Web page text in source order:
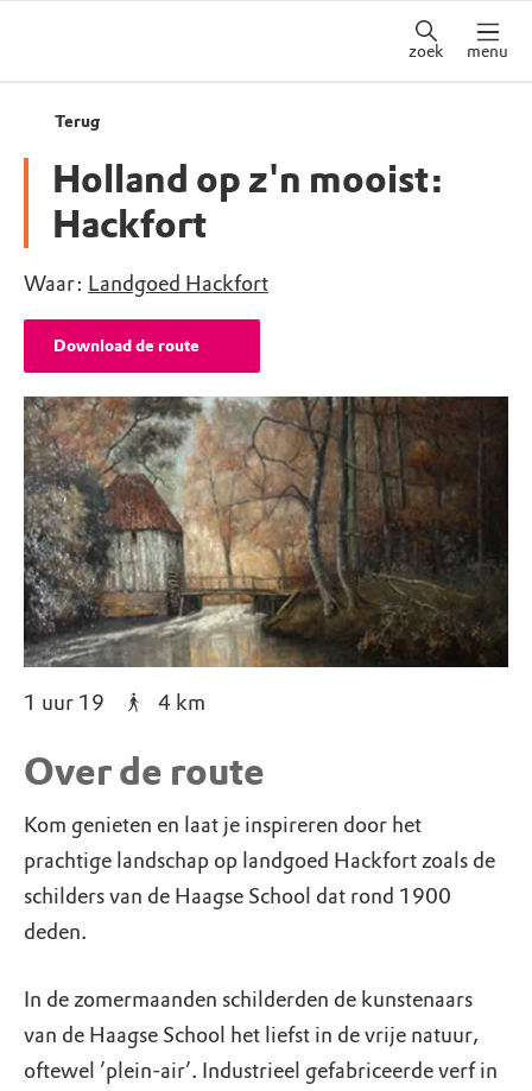
zoek menu
Terug
Holland op z'n mooist:
Hackfort
Waar: Landgoed Hackfort
Download de route
1 uur 19 4 km
Over de route
Kom genieten en laat je inspireren door het
prachtige landschap op landgoed Hackfort zoals de
schilders van de Haagse School dat rond 1900
deden.
In de zomermaanden schilderden de kunstenaars
van de Haagse School het liefst in de vrije natuur,
oftewel ’plein-air’. Industrieel gefabriceerde verf in